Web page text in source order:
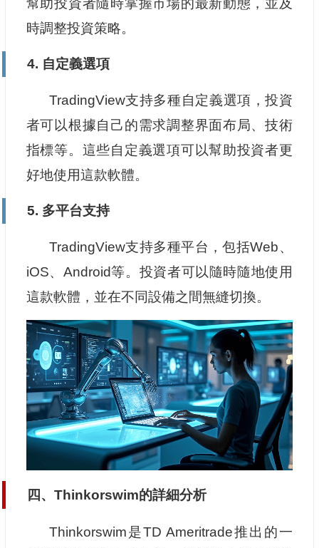
幫助投資者隨時掌握市場的最新動態，並及
時調整投資策略。
4. 自定義選項
TradingView支持多種自定義選項，投資
者可以根據自己的需求調整界面布局、技術
指標等。這些自定義選項可以幫助投資者更
好地使用這款軟體。
5. 多平台支持
TradingView支持多種平台，包括Web、
iOS、Android等。投資者可以隨時隨地使用
這款軟體，並在不同設備之間無縫切換。
四、Thinkorswim的詳細分析
Thinkorswim是TD Ameritrade推出的一